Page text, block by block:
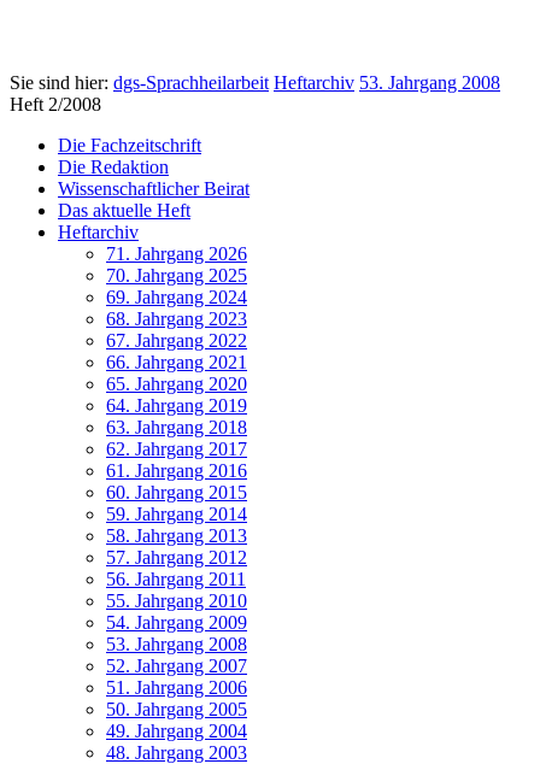
Sie sind hier: dgs-Sprachheilarbeit Heftarchiv 53. Jahrgang 2008
Heft 2/2008
Die Fachzeitschrift
Die Redaktion
Wissenschaftlicher Beirat
Das aktuelle Heft
Heftarchiv
71. Jahrgang 2026
70. Jahrgang 2025
69. Jahrgang 2024
68. Jahrgang 2023
67. Jahrgang 2022
66. Jahrgang 2021
65. Jahrgang 2020
64. Jahrgang 2019
63. Jahrgang 2018
62. Jahrgang 2017
61. Jahrgang 2016
60. Jahrgang 2015
59. Jahrgang 2014
58. Jahrgang 2013
57. Jahrgang 2012
56. Jahrgang 2011
55. Jahrgang 2010
54. Jahrgang 2009
53. Jahrgang 2008
52. Jahrgang 2007
51. Jahrgang 2006
50. Jahrgang 2005
49. Jahrgang 2004
48. Jahrgang 2003